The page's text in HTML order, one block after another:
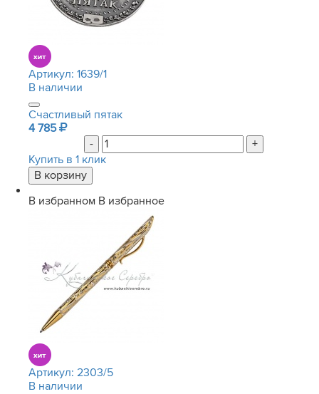
Артикул: 1639/1
В наличии
Счастливый пятак
4 785
-
+
Купить в 1 клик
В избранном В избранное
Артикул: 2303/5
В наличии